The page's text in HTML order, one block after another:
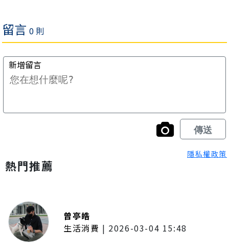
隱私權政策
熱門推薦
曾亭皓
生活消費 | 2026-03-04 15:48